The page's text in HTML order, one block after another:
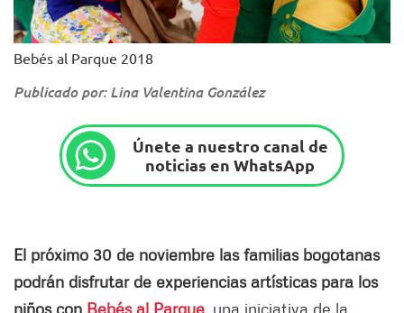
Bebés al Parque 2018
Publicado por: Lina Valentina González
Únete a nuestro canal de
noticias en WhatsApp
El próximo 30 de noviembre las familias bogotanas
podrán disfrutar de experiencias artísticas para los
niños con Bebés al Parque , una iniciativa de la